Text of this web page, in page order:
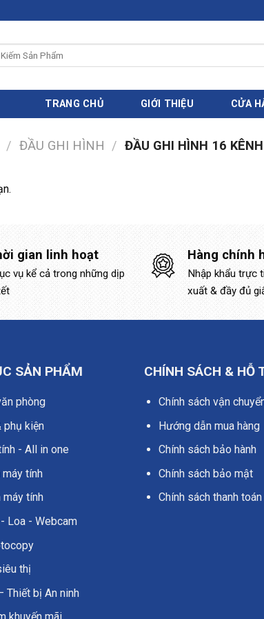
TRANG CHỦ GIỚI THIỆU CỬA
/ ĐẦU GHI HÌNH / ĐẦU GHI HÌNH 16 KÊNH
gian linh hoạt
vụ kể cả trong những dịp
Hàng chính
Nhập khẩu trực
xuất & đầy đủ
SẢN PHẨM
phòng
phụ kiện
- All in one
máy tính
máy tính
Loa - Webcam
thị
Thiết bị An ninh
CHÍNH SÁCH & HỖ
Chính sách vận
Hướng dẫn mua hàng
Chính sách bảo hành
Chính sách bảo mật
Chính sách thanh toán